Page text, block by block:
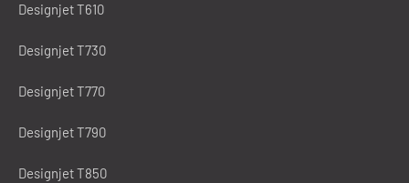
Designjet T610
Designjet T730
Designjet T770
Designjet T790
Designjet T850